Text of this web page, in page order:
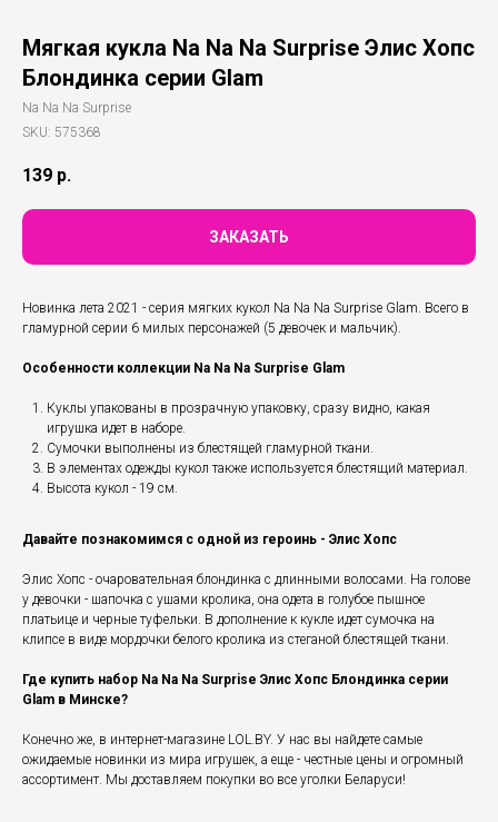
Мягкая кукла Na Na Na Surprise Элис Хопс
Блондинка серии Glam
Na Na Na Surprise
SKU: 575368
139 р.
ЗАКАЗАТЬ
Новинка лета 2021 - серия мягких кукол Na Na Na Surprise Glam. Всего в
гламурной серии 6 милых персонажей (5 девочек и мальчик).
Особенности коллекции Na Na Na Surprise Glam
Куклы упакованы в прозрачную упаковку, сразу видно, какая
игрушка идет в наборе.
Сумочки выполнены из блестящей гламурной ткани.
В элементах одежды кукол также используется блестящий материал.
Высота кукол - 19 см.
Давайте познакомимся с одной из героинь - Элис Хопс
Элис Хопс - очаровательная блондинка с длинными волосами. На голове
у девочки - шапочка с ушами кролика, она одета в голубое пышное
платьице и черные туфельки. В дополнение к кукле идет сумочка на
клипсе в виде мордочки белого кролика из стеганой блестящей ткани.
Где купить набор Na Na Na Surprise Элис Хопс Блондинка серии
Glam в Минске?
Конечно же, в интернет-магазине LOL.BY. У нас вы найдете самые
ожидаемые новинки из мира игрушек, а еще - честные цены и огромный
ассортимент. Мы доставляем покупки во все уголки Беларуси!